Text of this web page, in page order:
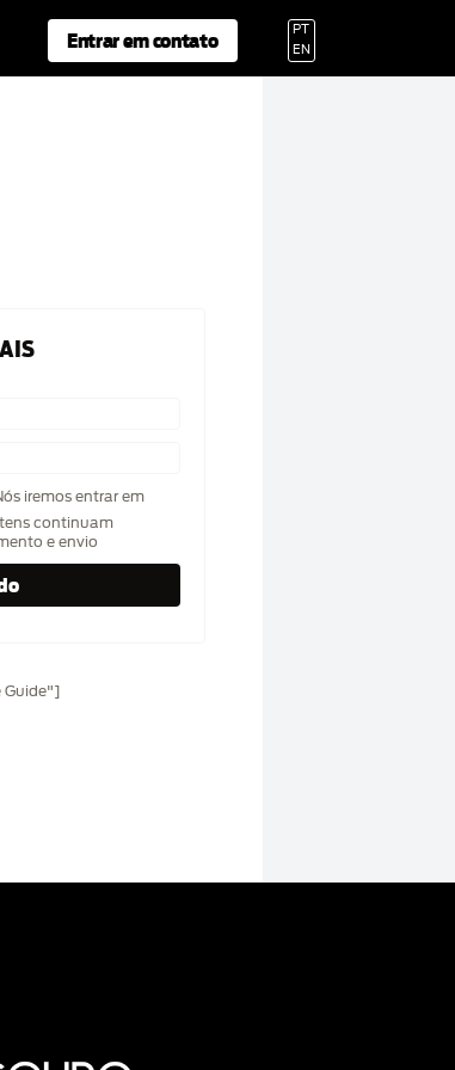
Entrar em contato
PT
EN
iremos entrar em
continuam
e envio